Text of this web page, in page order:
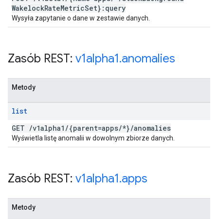
WakelockRateMetricSet}:query
Wysyła zapytanie o dane w zestawie danych.
Zasób REST: v1alpha1.anomalies
Metody
list
GET /v1alpha1 /{parent=apps/*}/anomalies
Wyświetla listę anomalii w dowolnym zbiorze danych.
Zasób REST: v1alpha1.apps
Metody